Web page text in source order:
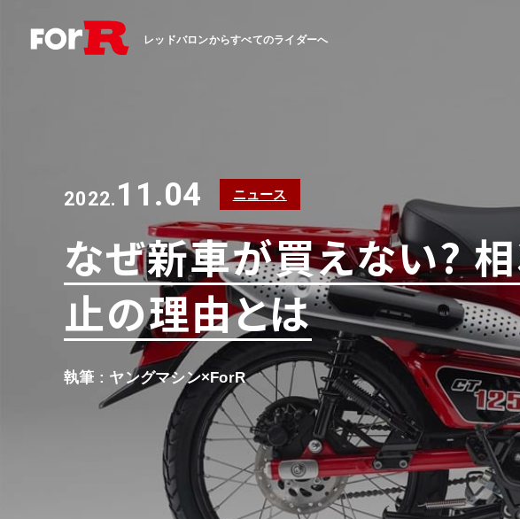
レッドバロンからすべてのライダーへ
2022. 11.04 ニュース
なぜ新車が買えない?
止の理由とは
執筆 : ヤングマシン×ForR